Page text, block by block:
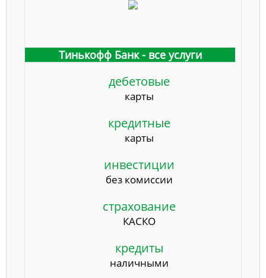
Тинькофф Банк - все услуги
дебетовые
карты
кредитные
карты
инвестиции
без комиссии
страхование
КАСКО
кредиты
наличными